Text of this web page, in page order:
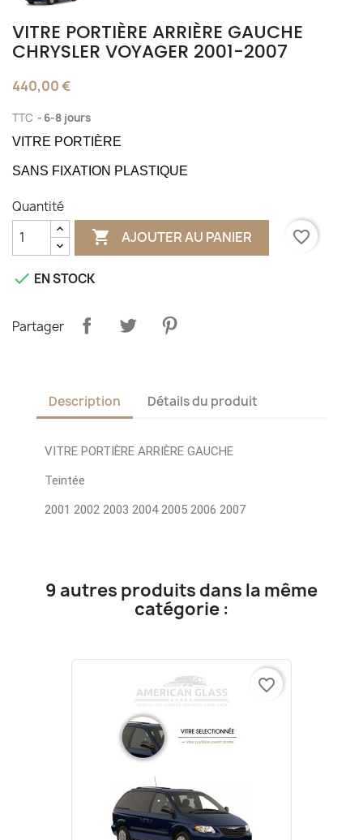
VITRE PORTIÈRE ARRIÈRE GAUCHE
CHRYSLER VOYAGER 2001-2007
440,00 €
TTC 6-8 jours
VITRE PORTIÈRE
SANS FIXATION PLASTIQUE
Quantité
 AJOUTER AU PANIER favorite_border
 EN STOCK
Partager
Description Détails du produit
VITRE PORTIÈRE ARRIÈRE GAUCHE
Teintée
2001 2002 2003 2004 2005 2006 2007
9 autres produits dans la même
catégorie :
favorite_border